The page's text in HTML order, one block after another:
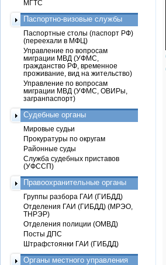
МГТС
Паспортно-визовые службы
Паспортные столы (паспорт РФ)
(переехали в МФЦ)
Управление по вопросам
миграции МВД (УФМС,
гражданство РФ, временное
проживание, вид на жительство)
Управление по вопросам
миграции МВД (УФМС, ОВИРы,
загранпаспорт)
Судебные органы
Мировые судьи
Прокуратуры по округам
Районные суды
Служба судебных приставов
(УФССП)
Правоохранительные органы
Группы разбора ГАИ (ГИБДД)
Отделения ГАИ (ГИБДД) (МРЭО,
ТНРЭР)
Отделения полиции (ОМВД)
Посты ДПС
Штрафстоянки ГАИ (ГИБДД)
Органы местного управления